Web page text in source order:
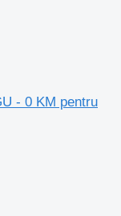
- 0 KM pentru